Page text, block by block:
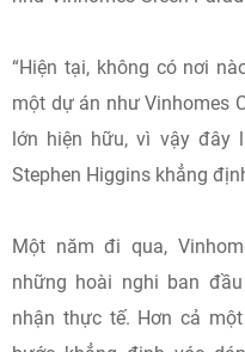
“Hiện tại, không có nơi
một dự án như Vinhomes
lớn hiện hữu, vì vậy đây
Stephen Higgins khẳng
Một năm đi qua,
những hoài nghi ban
nhận thực tế. Hơn cả